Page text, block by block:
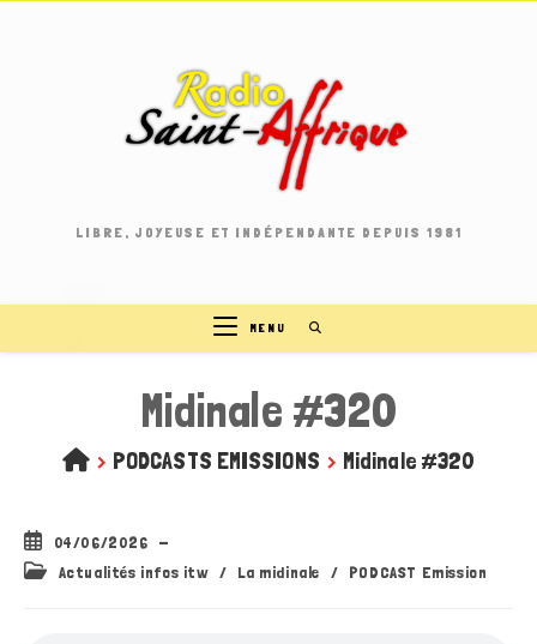
LIBRE, JOYEUSE ET INDÉPENDANTE DEPUIS 1981
MENU
Midinale #320
> PODCASTS EMISSIONS > Midinale #320
Publication
publiée :
04/06/2026
PostActualités infos itw / La midinale / PODCAST Emission